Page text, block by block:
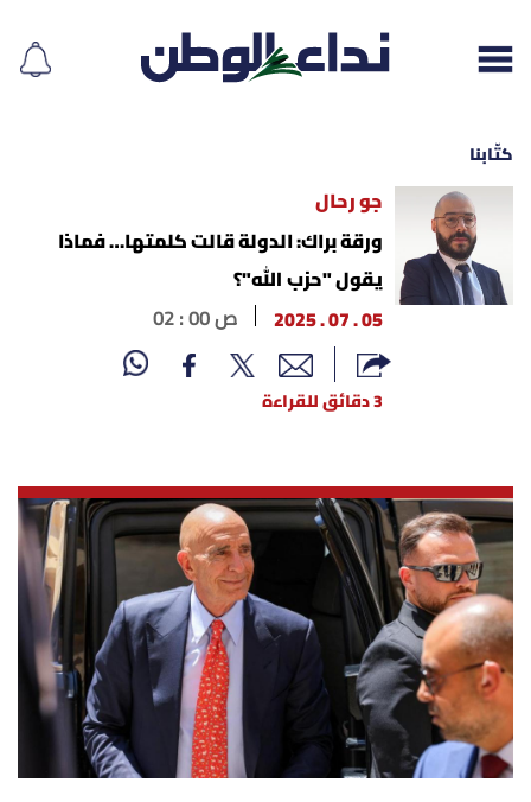
إقرأ الجريدة
لبنان
محليات
أسرار
متفرقات
نداء القرّاء
خاص الموقع
كتّابنا
جو رحال
ورقة براك: الدولة قالت كلمتها… فماذا
يقول "حزب الله"؟
05 . 07 . 2025
02 : 00 ص
3 دقائق للقراءة